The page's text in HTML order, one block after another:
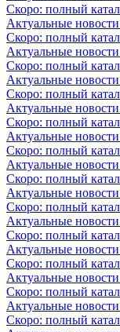
Скоро: полный
Актуальные
Скоро: полный
Актуальные
Скоро: полный
Актуальные
Скоро: полный
Актуальные
Скоро: полный
Актуальные
Скоро: полный
Актуальные
Скоро: полный
Актуальные
Скоро: полный
Актуальные
Скоро: полный
Актуальные
Скоро: полный
Актуальные
Скоро: полный
Актуальные
Скоро: полный